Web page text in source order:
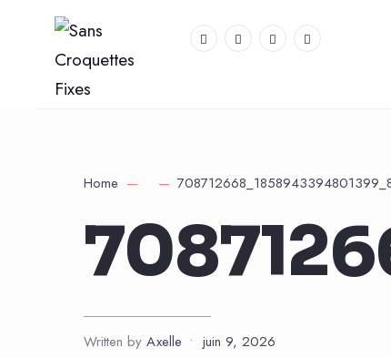
Home
Written by Axelle • juin 9, 2026